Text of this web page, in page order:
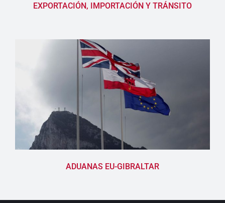
EXPORTACIÓN, IMPORTACIÓN Y TRÁNSITO
ADUANAS EU-GIBRALTAR